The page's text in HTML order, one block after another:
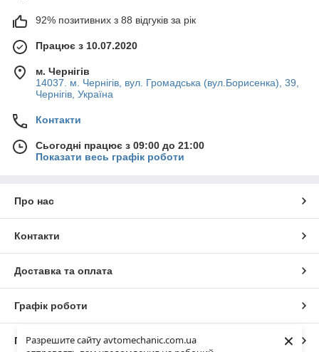
Разрешите сайту avtomechanic.com.ua
×
92% позитивних з 88 відгуків за рік
Працює з 10.07.2020
м. Чернігів
14037. м. Чернігів, вул. Громадська (вул.Борисенка), 39,
Чернігів, Україна
Контакти
Сьогодні працює з 09:00 до 21:00
Показати весь графік роботи
Про нас
Контакти
Доставка та оплата
Графік роботи
Повна версія сайту